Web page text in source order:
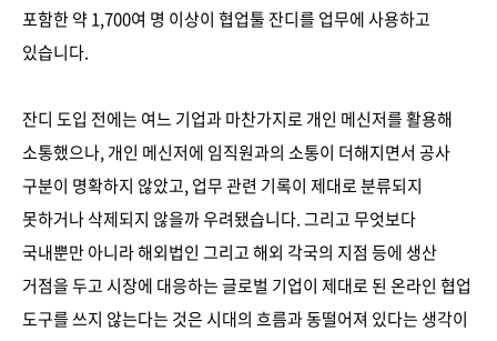
포함한 약 1,700여 명 이상이 협업툴 잔디를 업무에 사용하고
있습니다.
잔디 도입 전에는 여느 기업과 마찬가지로 개인 메신저를 활용해
소통했으나, 개인 메신저에 임직원과의 소통이 더해지면서 공사
구분이 명확하지 않았고, 업무 관련 기록이 제대로 분류되지
못하거나 삭제되지 않을까 우려됐습니다. 그리고 무엇보다
국내뿐만 아니라 해외법인 그리고 해외 각국의 지점 등에 생산
거점을 두고 시장에 대응하는 글로벌 기업이 제대로 된 온라인 협업
도구를 쓰지 않는다는 것은 시대의 흐름과 동떨어져 있다는 생각이